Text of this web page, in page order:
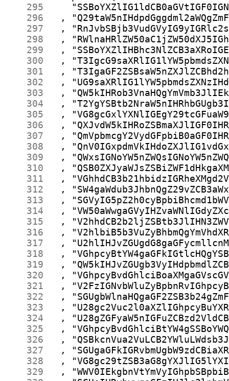
    295
    296
    297
    298
    299
    300
    301
    302
    303
    304
    305
    306
    307
    308
    309
    310
    311
    312
    313
    314
    315
    316
    317
    318
    319
    320
    321
    322
    323
    324
    325
    326
    327
    328
    329